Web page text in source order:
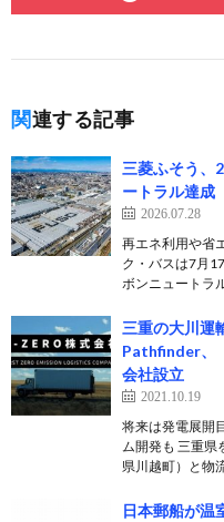
関連する記事
三菱ふそう、
ートラル達成
2026.07.28
再エネ利用や省
ク・バスは7月
ボンニュートラ
三重の大川運
Pathfinder、
会社設立
2021.10.19
将来は発電展開
ム開発も 三重県
県川越町）と物
日本郵船が温